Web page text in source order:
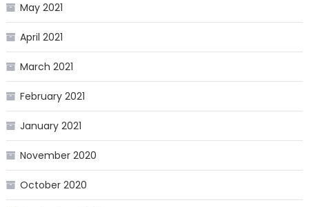
May 2021
April 2021
March 2021
February 2021
January 2021
November 2020
October 2020